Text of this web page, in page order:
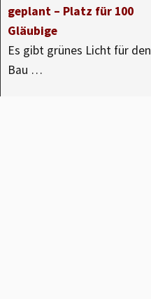
geplant – Platz für 100
Gläubige
Es gibt grünes Licht für den
Bau …